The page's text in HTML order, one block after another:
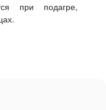
при подагре,